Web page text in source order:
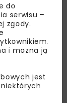
i
na
do
serwisu –
zgody.
i można ją
jest